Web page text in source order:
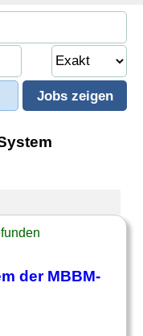
der MBBM-